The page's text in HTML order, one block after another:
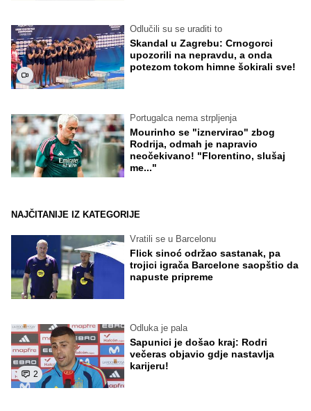
Odlučili su se uraditi to
Skandal u Zagrebu: Crnogorci
upozorili na nepravdu, a onda
potezom tokom himne šokirali sve!
Portugalca nema strpljenja
Mourinho se "iznervirao" zbog
Rodrija, odmah je napravio
neočekivano! "Florentino, slušaj
me..."
NAJČITANIJE IZ KATEGORIJE
Vratili se u Barcelonu
Flick sinoć održao sastanak, pa
trojici igrača Barcelone saopštio da
napuste pripreme
2
Odluka je pala
Sapunici je došao kraj: Rodri
večeras objavio gdje nastavlja
karijeru!